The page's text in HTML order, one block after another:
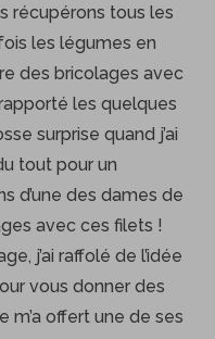
récupérons tous les
les légumes en
des bricolages avec
rapporté les quelques
surprise quand j’ai
tout pour un
d’une des dames de
avec ces filets !
j’ai raffolé de l’idée
vous donner des
m’a offert une de ses